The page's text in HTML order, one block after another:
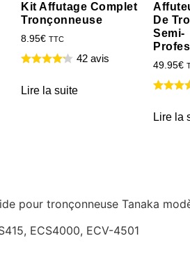
Kit Affutage Complet
Tronçonneuse
8.95€ TTC
42 avis
Lire la suite
De
Semi-
49.95€
Lire la
pour tronçonneuse Tanaka
ECS4000, ECV-4501